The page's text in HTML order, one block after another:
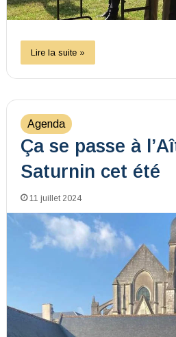
Lire la suite »
Agenda
Ça se passe à
Saturnin cet été
11 juillet 2024